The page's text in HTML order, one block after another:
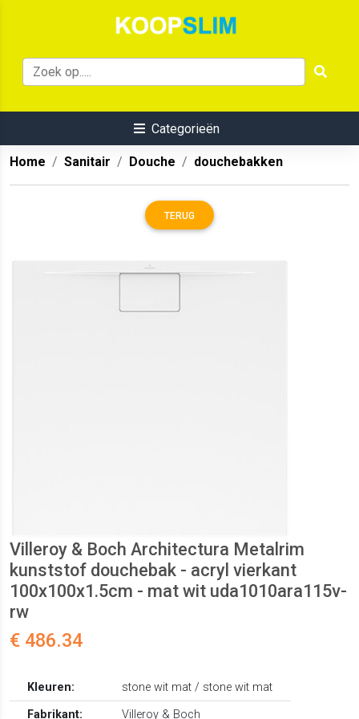
Categorieën
Home Sanitair Douche douchebakken
TERUG
Villeroy & Boch Architectura Metalrim
kunststof douchebak - acryl vierkant
100x100x1.5cm - mat wit uda1010ara115v-
rw
€ 486.34
Kleuren:
stone wit mat / stone wit mat
Fabrikant:
Villeroy & Boch